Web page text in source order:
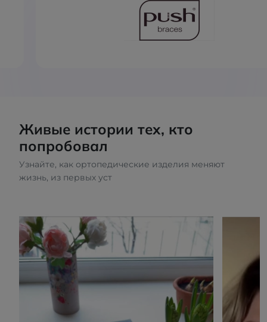
Живые истории тех, кто
попробовал
Узнайте, как ортопедические изделия меняют
жизнь, из первых уст